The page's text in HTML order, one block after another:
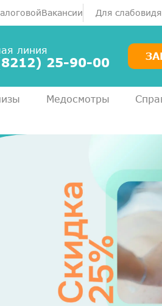
Вакансии Для
линия
25-90-00
Медосмотры